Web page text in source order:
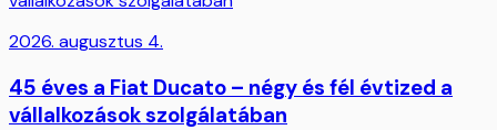
2026. augusztus 4.
45 éves a Fiat Ducato – négy és fél évtized a
vállalkozások szolgálatában